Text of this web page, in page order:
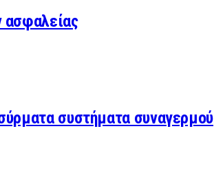
ασφαλείας
συστήματα συναγερμού